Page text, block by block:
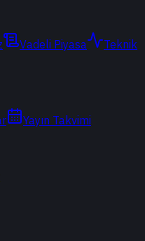
Vadeli Piyasa
Teknik
Yayın Takvimi